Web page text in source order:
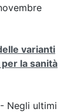
varianti
la sanità
- Negli ultimi